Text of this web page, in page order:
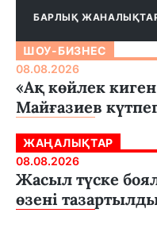
БАРЛЫҚ
ШОУ-БИЗНЕС
08.08.2026
«Ақ көйлек
Майғазиев
ЖАҢАЛЫҚТАР
08.08.2026
Жасыл түске
өзені